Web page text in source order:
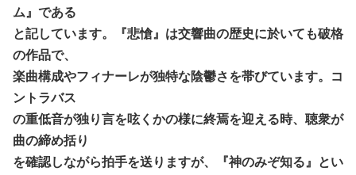
ム』である
と記しています。『悲愴』は交響曲の歴史に於いても破格
の作品で、
楽曲構成やフィナーレが独特な陰鬱さを帯びています。コ
ントラバス
の重低音が独り言を呟くかの様に終焉を迎える時、聴衆が
曲の締め括り
を確認しながら拍手を送りますが、『神のみぞ知る』とい